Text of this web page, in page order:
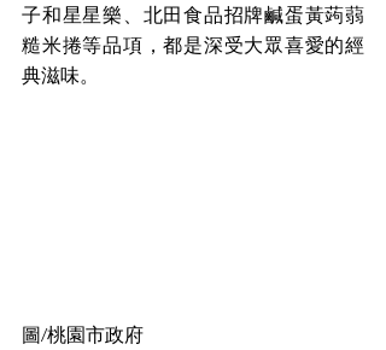
子和星星樂、北田食品招牌鹹蛋黃蒟蒻
糙米捲等品項，都是深受大眾喜愛的經
典滋味。
圖/桃園市政府